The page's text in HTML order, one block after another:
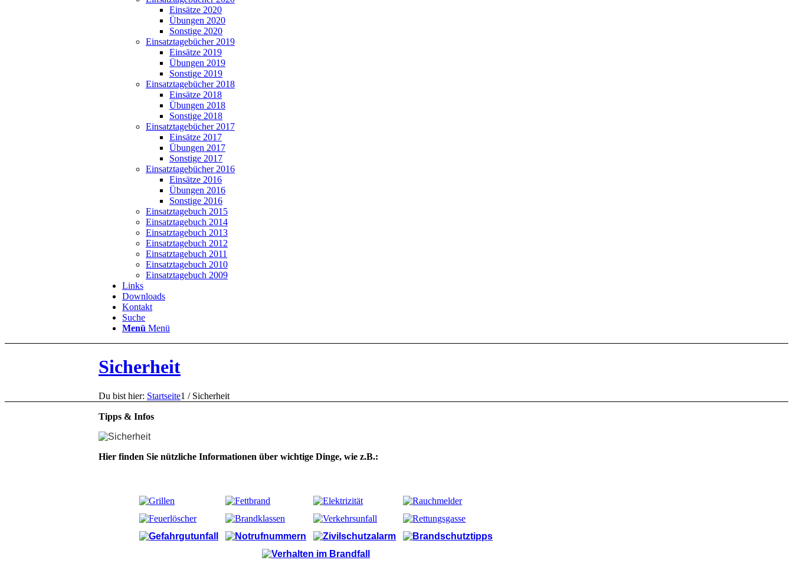
Einsätze 2020
Übungen 2020
Sonstige 2020
Einsatztagebücher 2019
Einsätze 2019
Übungen 2019
Sonstige 2019
Einsatztagebücher 2018
Einsätze 2018
Übungen 2018
Sonstige 2018
Einsatztagebücher 2017
Einsätze 2017
Übungen 2017
Sonstige 2017
Einsatztagebücher 2016
Einsätze 2016
Übungen 2016
Sonstige 2016
Einsatztagebuch 2015
Einsatztagebuch 2014
Einsatztagebuch 2013
Einsatztagebuch 2012
Einsatztagebuch 2011
Einsatztagebuch 2010
Einsatztagebuch 2009
Links
Downloads
Kontakt
Suche
Menü Menü
Sicherheit
Du bist hier: Startseite1 / Sicherheit
Tipps & Infos
Hier finden Sie nützliche Informationen über wichtige Dinge, wie z.B.: